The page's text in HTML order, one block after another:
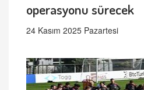
operasyonu sürecek
24 Kasım 2025 Pazartesi